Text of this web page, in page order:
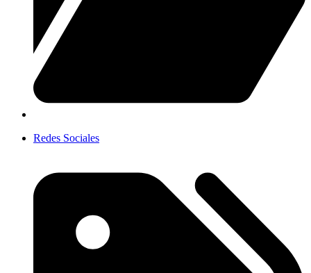
Redes Sociales